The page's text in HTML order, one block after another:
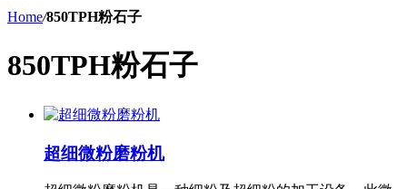
Home/850TPH粉石子
850TPH粉石子
超细微粉磨粉机